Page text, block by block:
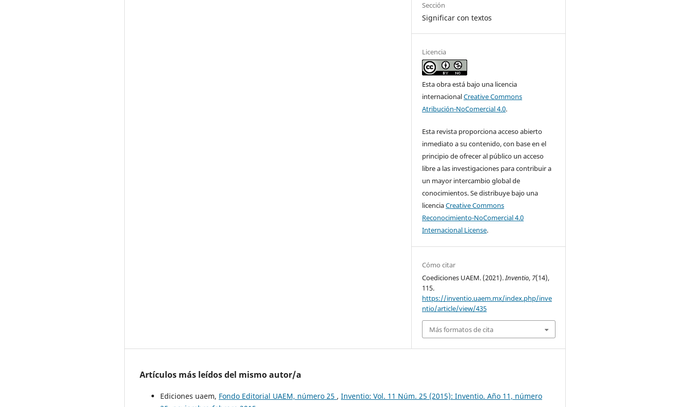
Sección
Significar con textos
Licencia
Esta obra está bajo una licencia
internacionalCreative Commons
Atribución-NoComercial 4.0.
Esta revista proporciona acceso abierto
inmediato a su contenido, con base en el
principio de ofrecer al público un acceso
libre a las investigaciones para contribuir a
un mayor intercambio global de
conocimientos. Se distribuye bajo una
licenciaCreative Commons
Reconocimiento-NoComercial 4.0
Internacional License.
Cómo citar
Coediciones UAEM. (2021).Inventio, 7(14),
115.
https://inventio.uaem.mx/index.php/inve
ntio/article/view/435
Más formatos de cita
Artículos más leídos del mismo autor/a
Ediciones uaem, Fondo Editorial UAEM, número 25 , Inventio: Vol. 11 Núm. 25 (2015): Inventio. Año 11, número